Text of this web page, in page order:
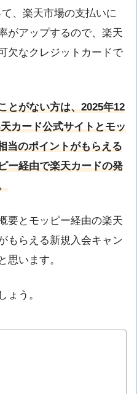
、楽天市場の支払いに
がアップするので、楽天
欠なクレジットカードで
とがない方は、2025年12
カード公式サイトとモッ
当のポイントがもらえる
ー経由で楽天カードの発
要とモッピー経由の楽天
もらえる新規入会キャン
思います。
ょう。